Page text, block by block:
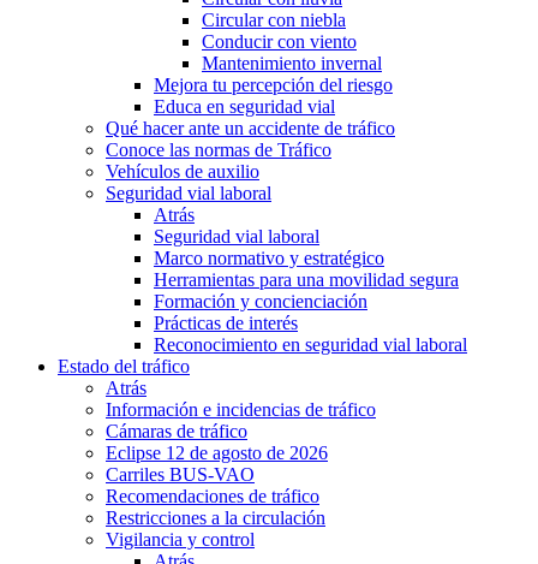
Circular con niebla
Conducir con viento
Mantenimiento invernal
Mejora tu percepción del riesgo
Educa en seguridad vial
Qué hacer ante un accidente de tráfico
Conoce las normas de Tráfico
Vehículos de auxilio
Seguridad vial laboral
Atrás
Seguridad vial laboral
Marco normativo y estratégico
Herramientas para una movilidad segura
Formación y concienciación
Prácticas de interés
Reconocimiento en seguridad vial laboral
Estado del tráfico
Atrás
Información e incidencias de tráfico
Cámaras de tráfico
Eclipse 12 de agosto de 2026
Carriles BUS-VAO
Recomendaciones de tráfico
Restricciones a la circulación
Vigilancia y control